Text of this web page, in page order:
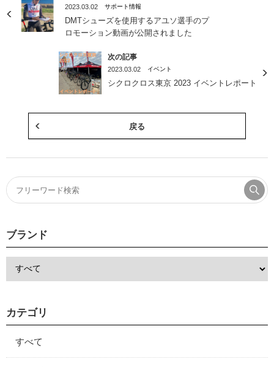
2023.03.02 サポート情報
DMTシューズを使用するアユソ選手のプ
ロモーション動画が公開されました
次の記事
2023.03.02 イベント
シクロクロス東京 2023 イベントレポート
戻る
ブランド
カテゴリ
すべて